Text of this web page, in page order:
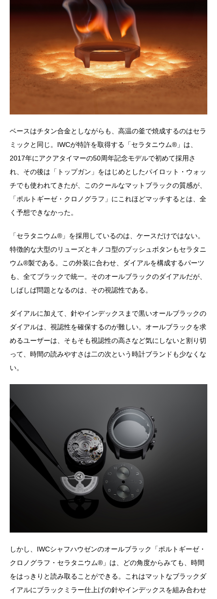
ベースはチタン合金としながらも、高温の釜で焼成するのはセラ
ミックと同じ。IWCが特許を取得する「セラタニウム®️」は、
2017年にアクアタイマーの50周年記念モデルで初めて採用さ
れ、その後は「トップガン」をはじめとしたパイロット・ウォッ
チでも使われてきたが、このクールなマットブラックの質感が、
「ポルトギーゼ・クロノグラフ」にこれほどマッチするとは、全
く予想できなかった。
「セラタニウム®️」を採用しているのは、ケースだけではない。
特徴的な大型のリューズとキノコ型のプッシュボタンもセラタニ
ウム®️製である。この外装に合わせ、ダイアルを構成するパーツ
も、全てブラックで統一。そのオールブラックのダイアルだが、
しばしば問題となるのは、その視認性である。
ダイアルに加えて、針やインデックスまで黒いオールブラックの
ダイアルは、視認性を確保するのが難しい。オールブラックを求
めるユーザーは、そもそも視認性の高さなど気にしないと割り切
って、時間の読みやすさは二の次という時計ブランドも少なくな
い。
しかし、IWCシャフハウゼンのオールブラック「ポルトギーゼ・
クロノグラフ・セラタニウム®️」は、どの角度からみても、時間
をはっきりと読み取ることができる。これはマットなブラックダ
イアルにブラックミラー仕上げの針やインデックスを組み合わせ